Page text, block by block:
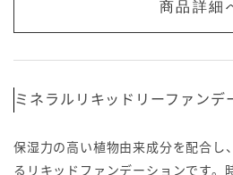
商品詳細
ミネラルリキッドリーファンデ
保湿力の高い植物由来成分を配合し
るリキッドファンデーションです。